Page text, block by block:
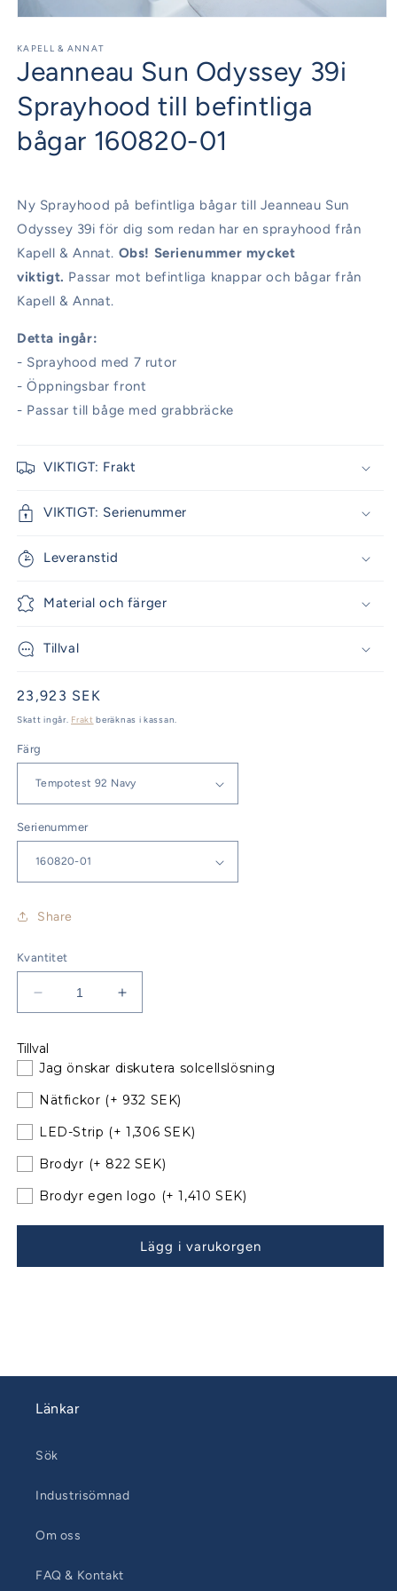
1
modalfönster
KAPELL & ANNAT
Jeanneau Sun Odyssey 39i
Sprayhood till befintliga
bågar 160820-01
Ny Sprayhood på befintliga bågar till Jeanneau Sun
Odyssey 39i för dig som redan har en sprayhood från
Kapell & Annat. Obs! Serienummer mycket
viktigt. Passar mot befintliga knappar och bågar från
Kapell & Annat.
Detta ingår:
- Sprayhood med 7 rutor
- Öppningsbar front
- Passar till båge med grabbräcke
VIKTIGT: Frakt
VIKTIGT: Serienummer
Leveranstid
Material och färger
Tillval
Ordinarie
pris
23,923 SEK
Skatt ingår. Frakt beräknas i kassan.
Färg
Serienummer
Share
Kvantitet
Minska
kvantitet
Jeanneau
Sun
Odyssey
Sprayhood
befintliga
bågar
160820-
01
Öka
kvantitet
Sun
Odyssey
Sprayhood
befintliga
bågar
160820-
01
Tillval
Jag önskar diskutera solcellslösning
Nätfickor (+ 932 SEK)
LED-Strip (+ 1,306 SEK)
Brodyr (+ 822 SEK)
Brodyr egen logo (+ 1,410 SEK)
Lägg i varukorgen
Länkar
Sök
Industrisömnad
Om oss
FAQ & Kontakt